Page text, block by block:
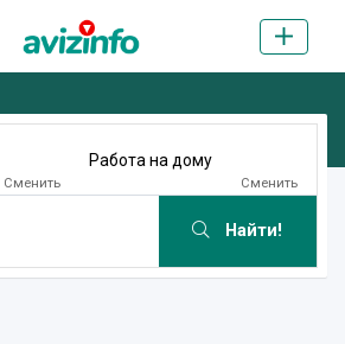
Сменить
Работа на дому
Сменить
Найти!